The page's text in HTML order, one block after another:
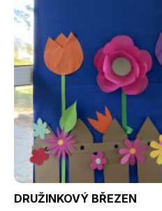
DRUŽINKOVÝ BŘEZEN